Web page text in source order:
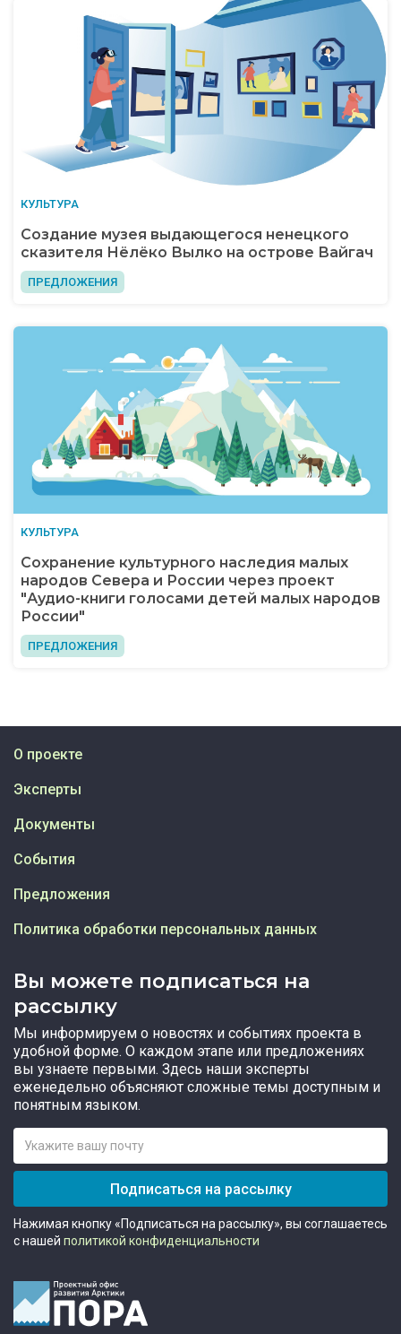
КУЛЬТУРА
Создание музея выдающегося ненецкого
сказителя Нёлёко Вылко на острове Вайгач
ПРЕДЛОЖЕНИЯ
КУЛЬТУРА
Сохранение культурного наследия малых
народов Севера и России через проект
"Аудио-книги голосами детей малых народов
России"
ПРЕДЛОЖЕНИЯ
Вы можете подписаться на
рассылку
Мы информируем о новостях и событиях проекта в
удобной форме. О каждом этапе или предложениях
вы узнаете первыми. Здесь наши эксперты
еженедельно объясняют сложные темы доступным и
понятным языком.
Подписаться на рассылку
Нажимая кнопку «Подписаться на рассылку», вы соглашаетесь
с нашей политикой конфиденциальности
О проекте
Эксперты
Документы
События
Предложения
Политика обработки персональных данных